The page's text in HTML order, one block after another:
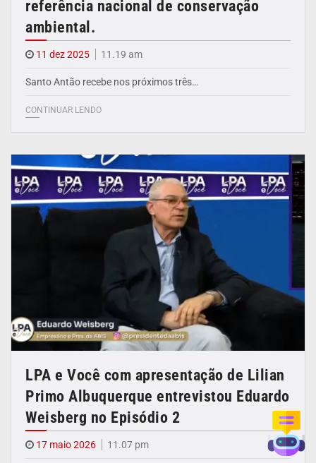
referência nacional de conservação
ambiental.
11 dez 2025 11.19 am
Santo Antão recebe nos próximos três…
CONTINUAR LENDO
LPA e Você com apresentação de Lilian
Primo Albuquerque entrevistou Eduardo
Weisberg no Episódio 2
17 maio 2026 11.07 pm